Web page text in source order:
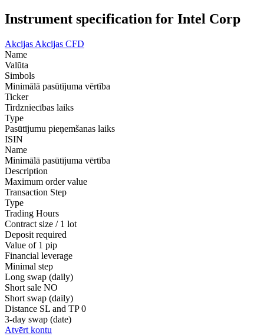
Instrument specification for Intel Corp
Akcijas Akcijas CFD
Name
Valūta
Simbols
Minimālā pasūtījuma vērtība
Ticker
Tirdzniecības laiks
Type
Pasūtījumu pieņemšanas laiks
ISIN
Name
Minimālā pasūtījuma vērtība
Description
Maximum order value
Transaction Step
Type
Trading Hours
Contract size / 1 lot
Deposit required
Value of 1 pip
Financial leverage
Minimal step
Long swap (daily)
Short sale NO
Short swap (daily)
Distance SL and TP 0
3-day swap (date)
Atvērt kontu